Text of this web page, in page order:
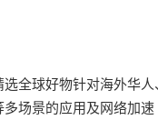
全球好物针对海外华
场景的应用及网络加速